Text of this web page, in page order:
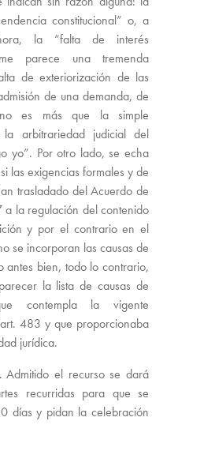
constitucional” o, a
la “falta de interés
parece una tremenda
de exteriorización de las
de una demanda, de
es más que la simple
arbitrariedad judicial del
yo”. Por otro lado, se echa
las exigencias formales y de
trasladado del Acuerdo de
a la regulación del contenido
y por el contrario en el
se incorporan las causas de
antes bien, todo lo contrario,
la lista de causas de
contempla la vigente
483 y que proporcionaba
jurídica.
Admitido el recurso se dará
recurridas para que se
días y pidan la celebración